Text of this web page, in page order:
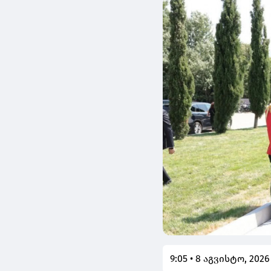
9:05 • 8 აგვისტო, 2026